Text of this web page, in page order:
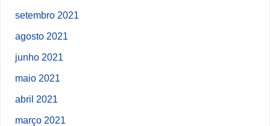
setembro 2021
agosto 2021
junho 2021
maio 2021
abril 2021
março 2021